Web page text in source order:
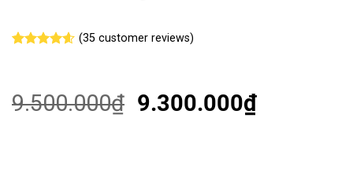
customer
ratings
(35customer reviews)
9.500.000₫ 9.300.000₫